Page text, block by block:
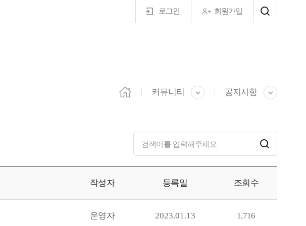
로그인 회원가입
커뮤니티 공지사항
작성자 등록일 조회수
운영자 2023.01.13 1,716